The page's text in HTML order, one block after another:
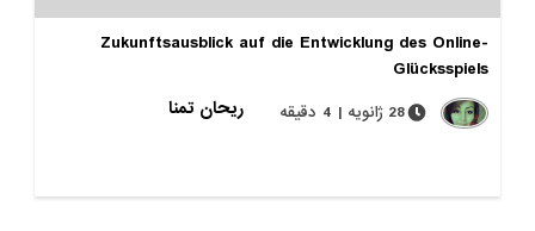
Zukunftsausblick auf die Entwicklung des Online-
Glücksspiels
ریحان تمنا
28 ژانویه | 4 دقیقه